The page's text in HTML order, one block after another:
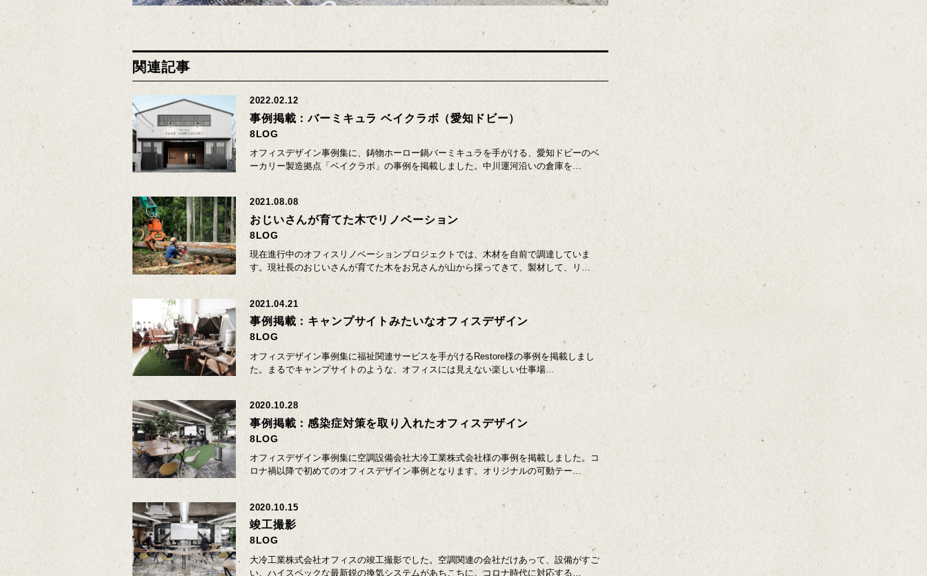
関連記事
2022.02.12
事例掲載：バーミキュラ ベイクラボ（愛知ドビー）
8LOG
オフィスデザイン事例集に、鋳物ホーロー鍋バーミキュラを手がける、愛知ドビーのベ
ーカリー製造拠点「ベイクラボ」の事例を掲載しました。中川運河沿いの倉庫を…
2021.08.08
おじいさんが育てた木でリノベーション
8LOG
現在進行中のオフィスリノベーションプロジェクトでは、木材を自前で調達していま
す。現社長のおじいさんが育てた木をお兄さんが山から採ってきて、製材して、リ…
2021.04.21
事例掲載：キャンプサイトみたいなオフィスデザイン
8LOG
オフィスデザイン事例集に福祉関連サービスを手がけるRestore様の事例を掲載しまし
た。まるでキャンプサイトのような、オフィスには見えない楽しい仕事場…
2020.10.28
事例掲載：感染症対策を取り入れたオフィスデザイン
8LOG
オフィスデザイン事例集に空調設備会社大冷工業株式会社様の事例を掲載しました。コ
ロナ禍以降で初めてのオフィスデザイン事例となります。オリジナルの可動テー…
2020.10.15
竣工撮影
8LOG
大冷工業株式会社オフィスの竣工撮影でした。空調関連の会社だけあって、設備がすご
い。ハイスペックな最新鋭の換気システムがあちこちに。コロナ時代に対応する…